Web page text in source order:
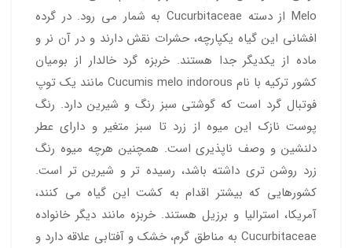
Melo از دسته Cucurbitaceae به شمار می رود. در گرده
افشانی این گیاه یکپارچه، حشرات نقش دارند و در آن نر و
ماده از یکدیگر جدا هستند. خربزه گرد خالدار از بومیان
کشور ترکیه با نام Cucumis melo indorous مانند یک توپ
فوتبال گرد است که گوشتی سبز رنگ و شیرین دارد. رنگ
پوست نازک این میوه از زرد تا سبز متغیر و دارای عطر
دلنشین و وصف ناپذیری است. همچنین هرچه میوه رنگ
زرد روشن تری داشته باشد، رسیده تر و شیرین تر است.
کشورهایی که بیشتر اقدام به کشت این گیاه می کنند،
آمریکا، استرالیا و برزیل هستند. خربزه مانند دیگر خانواده
Cucurbitaceae به مناطق گرم، خشک و آفتابی علاقه دارد و